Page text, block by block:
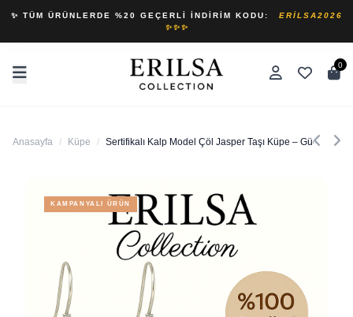
✨ TÜM ÜRÜNLERDE %20 GEÇERLI İNDIRIM KODU:
ERILSA2026
✨✨✨
0
Anasayfa / Küpe / Sertifikalı Kalp Model Çöl Jasper Taşı Küpe – Güç, Denge
KAMPANYALI ÜRÜN